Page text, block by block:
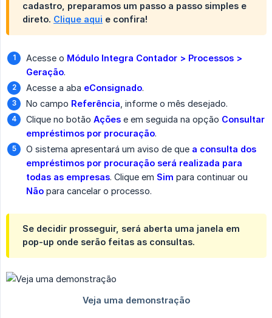
cadastro, preparamos um passo a passo simples e
direto. Clique aqui e confira!
Acesse o Módulo Integra Contador > Processos >
Geração.
Acesse a aba eConsignado.
No campo Referência , informe o mês desejado.
Clique no botão Ações e em seguida na opção Consultar
empréstimos por procuração.
O sistema apresentará um aviso de que a consulta dos
empréstimos por procuração será realizada para
todas as empresas. Clique em Sim para continuar ou
Não para cancelar o processo.
Se decidir prosseguir, será aberta uma janela em
pop-up onde serão feitas as consultas.